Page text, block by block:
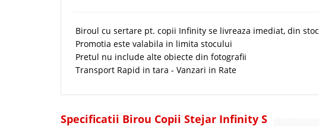
Biroul cu sertare pt. copii Infinity se livreaza imediat, din stoc
Promotia este valabila in limita stocului
Pretul nu include alte obiecte din fotografii
Transport Rapid in tara - Vanzari in Rate
Specificatii Birou Copii Stejar Infinity S